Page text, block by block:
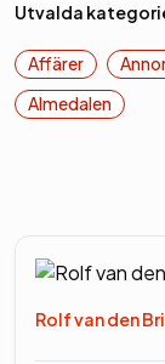
Utvalda
Affärer
Almedalen
Rolf van den